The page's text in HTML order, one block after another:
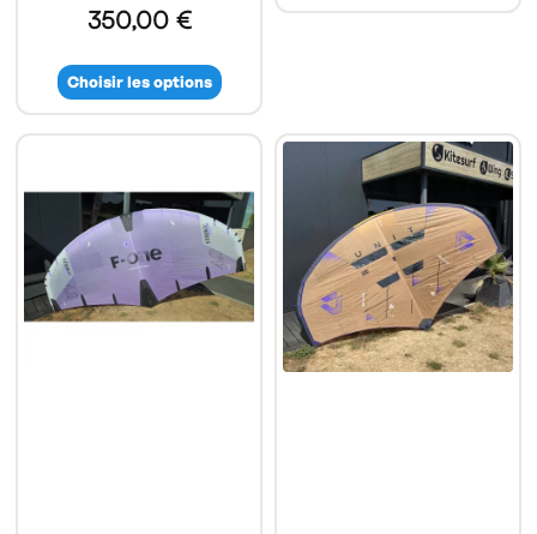
350,00 €
Choisir les options